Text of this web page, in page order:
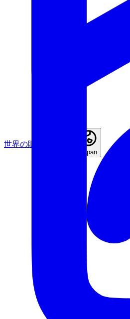
世界の販売店を検索
Japan